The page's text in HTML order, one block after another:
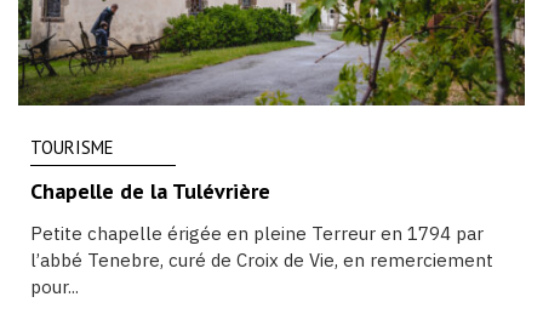
TOURISME
Chapelle de la Tulévrière
Petite chapelle érigée en pleine Terreur en 1794 par
l’abbé Tenebre, curé de Croix de Vie, en remerciement
pour...